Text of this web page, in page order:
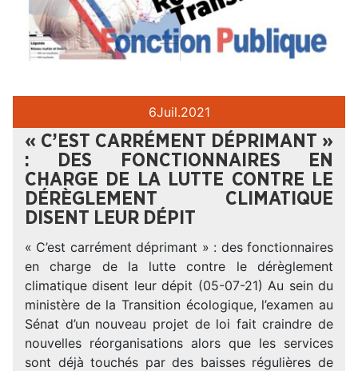
6Juil.2021
« C’EST CARRÉMENT DÉPRIMANT »
: DES FONCTIONNAIRES EN
CHARGE DE LA LUTTE CONTRE LE
DÉRÈGLEMENT CLIMATIQUE
DISENT LEUR DÉPIT
« C’est carrément déprimant » : des fonctionnaires
en charge de la lutte contre le dérèglement
climatique disent leur dépit (05-07-21) Au sein du
ministère de la Transition écologique, l’examen au
Sénat d’un nouveau projet de loi fait craindre de
nouvelles réorganisations alors que les services
sont déjà touchés par des baisses régulières de